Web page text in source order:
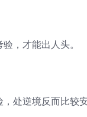
，才能出人头。
处逆境反而比较安